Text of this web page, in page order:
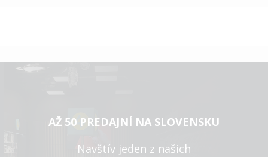
AŽ 50 PREDAJNÍ NA SLOVENSKU
Navštív jeden z našich